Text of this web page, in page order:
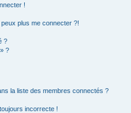
!
plus me connecter ?!
?
?
la liste des membres connectés ?
incorrecte !